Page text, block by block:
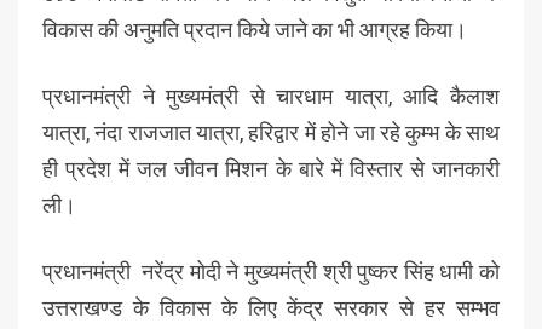
विकास की अनुमति प्रदान किये जाने का भी आग्रह किया।
प्रधानमंत्री ने मुख्यमंत्री से चारधाम यात्रा, आदि कैलाश
यात्रा, नंदा राजजात यात्रा, हरिद्वार में होने जा रहे कुम्भ के साथ
ही प्रदेश में जल जीवन मिशन के बारे में विस्तार से जानकारी
ली।
प्रधानमंत्री नरेंद्र मोदी ने मुख्यमंत्री श्री पुष्कर सिंह धामी को
उत्तराखण्ड के विकास के लिए केंद्र सरकार से हर सम्भव